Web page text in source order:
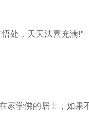
处，天天法喜充满!”
学佛的居士，如果